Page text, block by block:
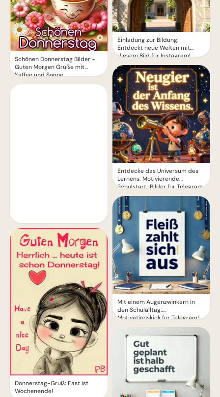
Schönen Donnerstag Bilder -
Guten Morgen Grüße mit
Kaffee und Sonne
Donnerstag-Gruß: Fast ist
Wochenende!
Einladung zur Bildung:
Entdeckt neue Welten mit
diesem Bild für Instagram!
Entdecke das Universum des
Lernens: Motivierende
Schulstart-Bilder für Telegram
Mit einem Augenzwinkern in
den Schulalltag:
Motivationskick für Telegram!